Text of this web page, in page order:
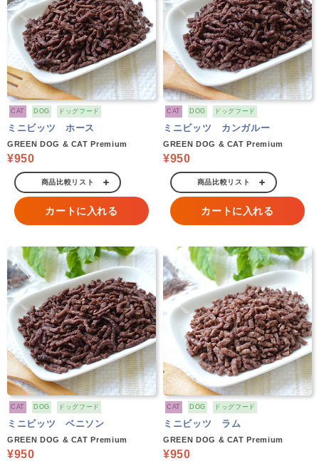
CAT DOG ドッグフード
ミニビッツ ホース
GREEN DOG & CAT Premium
¥950
商品比較リスト
カートに入れる
CAT DOG ドッグフード
ミニビッツ カンガルー
GREEN DOG & CAT Premium
¥950
商品比較リスト
カートに入れる
CAT DOG ドッグフード
ミニビッツ ベニソン
GREEN DOG & CAT Premium
¥950
CAT DOG ドッグフード
ミニビッツ ラム
GREEN DOG & CAT Premium
¥950